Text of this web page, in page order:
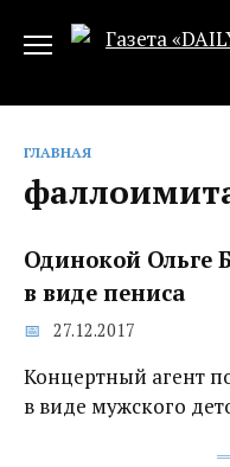
ГЛАВНАЯ
Одинокой Ольге
в виде пениса
27.12.2017
Концертный агент
в виде мужского